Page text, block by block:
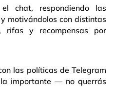
chat, respondiendo las
motivándolos con distintas
rifas y recompensas por
las políticas de Telegram
importante — no querrás